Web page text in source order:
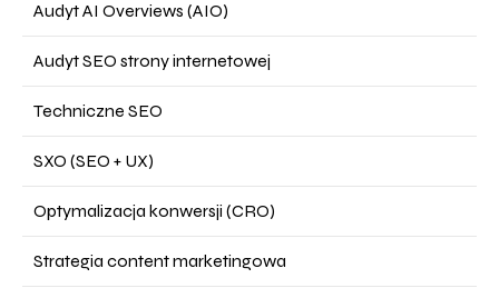
Audyt AI Overviews (AIO)
Audyt SEO strony internetowej
Techniczne SEO
SXO (SEO + UX)
Optymalizacja konwersji (CRO)
Strategia content marketingowa